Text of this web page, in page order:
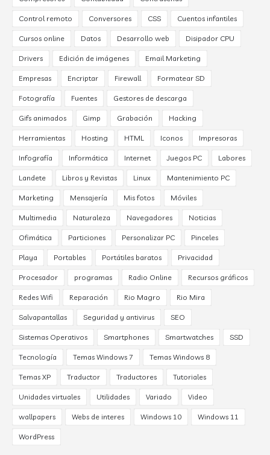
Control remoto Conversores CSS Cuentos infantiles
Cursos online Datos Desarrollo web Disipador CPU
Drivers Edición de imágenes Email Marketing
Empresas Encriptar Firewall Formatear SD
Fotografía Fuentes Gestores de descarga
Gifs animados Gimp Grabación Hacking
Herramientas Hosting HTML Iconos Impresoras
Infografía Informática Internet Juegos PC Labores
Landete Libros y Revistas Linux Mantenimiento PC
Marketing Mensajería Mis fotos Móviles
Multimedia Naturaleza Navegadores Noticias
Ofimática Particiones Personalizar PC Pinceles
Playa Portables Portátiles baratos Privacidad
Procesador programas Radio Online Recursos gráficos
Redes Wifi Reparación Rio Magro Rio Mira
Salvapantallas Seguridad y antivirus SEO
Sistemas Operativos Smartphones Smartwatches SSD
Tecnología Temas Windows 7 Temas Windows 8
Temas XP Traductor Traductores Tutoriales
Unidades virtuales Utilidades Variado Video
wallpapers Webs de interes Windows 10 Windows 11
WordPress